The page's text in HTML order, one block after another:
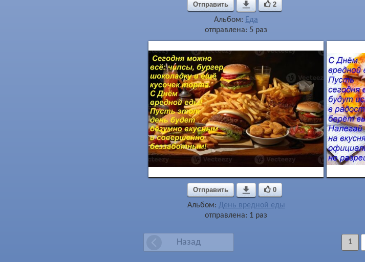
Отправить  2
Альбом: Еда
отправлена: 5 раз
Отправить  0
Альбом: День вредной еды
отправлена: 1 раз
Назад 1